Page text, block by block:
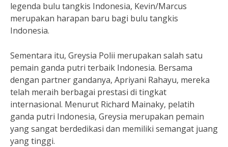
legenda bulu tangkis Indonesia, Kevin/Marcus
merupakan harapan baru bagi bulu tangkis
Indonesia.
Sementara itu, Greysia Polii merupakan salah satu
pemain ganda putri terbaik Indonesia. Bersama
dengan partner gandanya, Apriyani Rahayu, mereka
telah meraih berbagai prestasi di tingkat
internasional. Menurut Richard Mainaky, pelatih
ganda putri Indonesia, Greysia merupakan pemain
yang sangat berdedikasi dan memiliki semangat juang
yang tinggi.